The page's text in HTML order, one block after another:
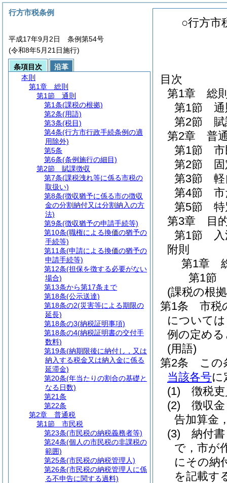
○行方市
目次
第1章
総
第1節
第2節
第2章
普
第1節
第2節
第3節
第4節
第5節
第3章
目
第1節
附則
第1章
第1節
(課税の根
第1条
市税
について
例の定め
(用語)
第2条
この
当該各号に
(1)
徴税
(2)
徴収
告加算金
(3)
納付
で，市が
にその納
を記載す
行方市税条例
平成17年9月2日 条例第54号
(令和8年5月21日施行)
条項目次
沿革
本則
第1章
総則
第1節
通則
第1条(課税の根拠)
第2条(用語)
第3条(税目)
第4条(行方市行政手続条例の適
用除外)
第5条
第6条(条例施行の細目)
第2節
賦課徴収
第7条(課税洩れ等に係る市税の
取扱い)
第8条(徴収猶予に係る市の徴収
金の分割納付又は分割納入の方
法)
第9条(徴収猶予の申請手続等)
第10条(職権による換価の猶予の
手続等)
第11条(申請による換価の猶予の
申請手続等)
第12条(担保を徴する必要がない
場合)
第13条から第17条まで
第18条(公示送達)
第18条の2(災害等による期限の
延長)
第18条の3(納税証明事項)
第18条の4(納税証明書の交付手
数料)
第19条(納期限後に納付し，又は
納入する税金又は納入金に係る
延滞金)
第20条(年当たりの割合の基礎と
なる日数)
第21条
第22条
第2章
普通税
第1節
市民税
第23条(市民税の納税義務者等)
第24条(個人の市民税の非課税の
範囲)
第25条(市民税の納税管理人)
第26条(市民税の納税管理人に係
る不申告に関する過料)